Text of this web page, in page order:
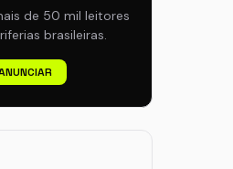
de 50 mil leitores
brasileiras.